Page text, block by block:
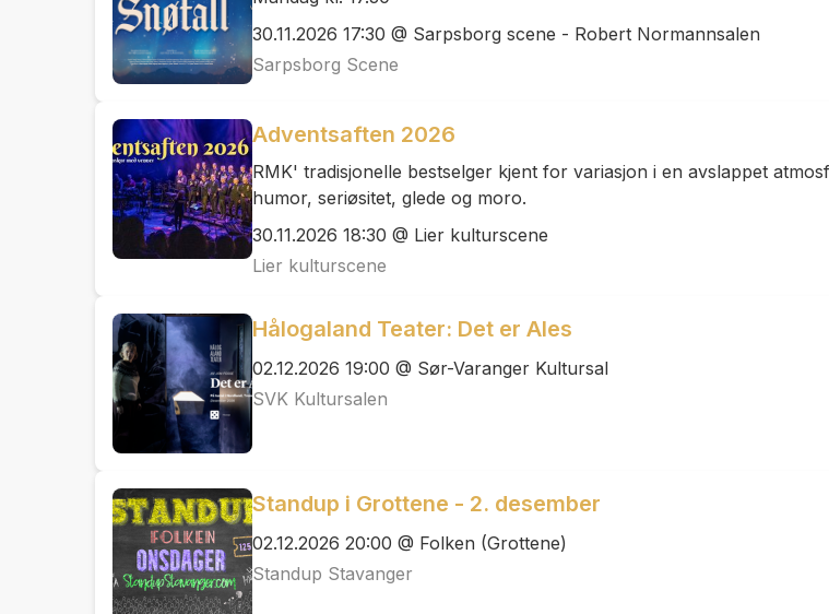
30.11.2026 17:30 @ Sarpsborg scene - Robert Normannsalen
Sarpsborg Scene
Adventsaften 2026
RMK' tradisjonelle bestselger kjent for variasjon i en avslappet
humor, seriøsitet, glede og moro.
30.11.2026 18:30 @ Lier kulturscene
Lier kulturscene
Hålogaland Teater: Det er Ales
02.12.2026 19:00 @ Sør-Varanger Kultursal
SVK Kultursalen
Standup i Grottene - 2. desember
02.12.2026 20:00 @ Folken (Grottene)
Standup Stavanger